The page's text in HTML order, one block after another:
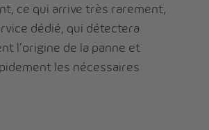
ce qui arrive très rarement,
dédié, qui détectera
l’origine de la panne et
les nécessaires